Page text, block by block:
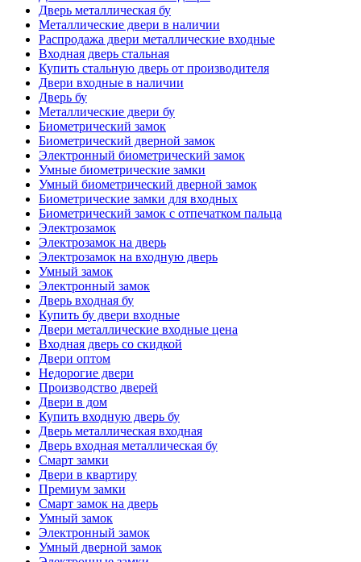
Дверь металлическая бу
Металлические двери в наличии
Распродажа двери металлические входные
Входная дверь стальная
Купить стальную дверь от производителя
Двери входные в наличии
Дверь бу
Металлические двери бу
Биометрический замок
Биометрический дверной замок
Электронный биометрический замок
Умные биометрические замки
Умный биометрический дверной замок
Биометрические замки для входных
Биометрический замок с отпечатком пальца
Электрозамок
Электрозамок на дверь
Электрозамок на входную дверь
Умный замок
Электронный замок
Дверь входная бу
Купить бу двери входные
Двери металлические входные цена
Входная дверь со скидкой
Двери оптом
Недорогие двери
Производство дверей
Двери в дом
Купить входную дверь бу
Дверь металлическая входная
Дверь входная металлическая бу
Смарт замки
Двери в квартиру
Премиум замки
Смарт замок на дверь
Умный замок
Электронный замок
Умный дверной замок